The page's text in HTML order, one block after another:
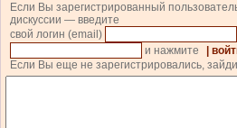
Если Вы зарегистрированный
дискуссии — введите
свой логин (email)
и нажмите
|
Если Вы еще не зарегистрировались,